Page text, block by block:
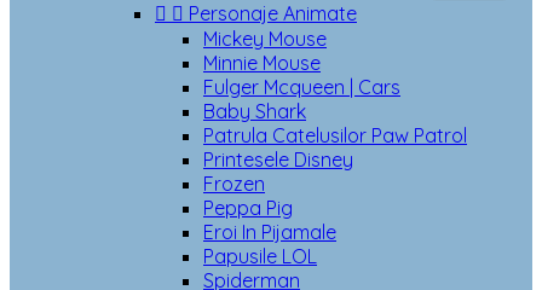
  Personaje Animate
Mickey Mouse
Minnie Mouse
Fulger Mcqueen | Cars
Baby Shark
Patrula Catelusilor Paw Patrol
Printesele Disney
Frozen
Peppa Pig
Eroi In Pijamale
Papusile LOL
Spiderman